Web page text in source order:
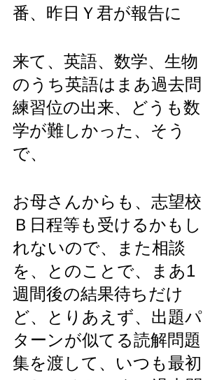
番、昨日Ｙ君が報告に
来て、英語、数学、生物
のうち英語はまあ過去問
練習位の出来、どうも数
学が難しかった、そう
で、
お母さんからも、志望校
Ｂ日程等も受けるかもし
れないので、また相談
を、とのことで、まあ1
週間後の結果待ちだけ
ど、とりあえず、出題パ
ターンが似てる読解問題
集を渡して、いつも最初